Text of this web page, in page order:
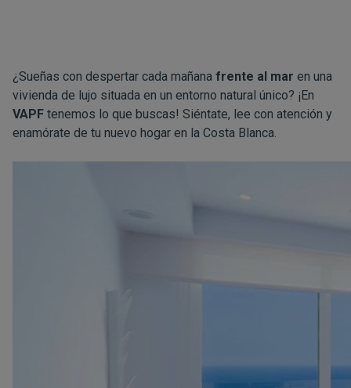
¿Sueñas con despertar cada mañana frente al mar en una
vivienda de lujo situada en un entorno natural único? ¡En
VAPF tenemos lo que buscas! Siéntate, lee con atención y
enamórate de tu nuevo hogar en la Costa Blanca.